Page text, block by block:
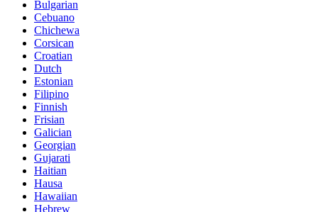
Bulgarian
Cebuano
Chichewa
Corsican
Croatian
Dutch
Estonian
Filipino
Finnish
Frisian
Galician
Georgian
Gujarati
Haitian
Hausa
Hawaiian
Hebrew